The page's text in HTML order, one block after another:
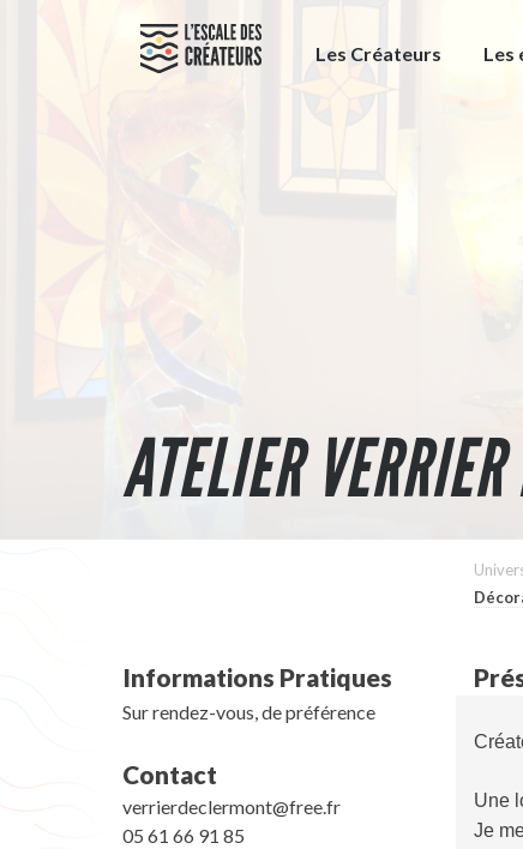
Les Créateurs Les
ATELIER
Informations Pratiques
Sur rendez-vous, de préférence
Contact
verrierdeclermont@free.fr
05 61 66 91 85
Une
Je